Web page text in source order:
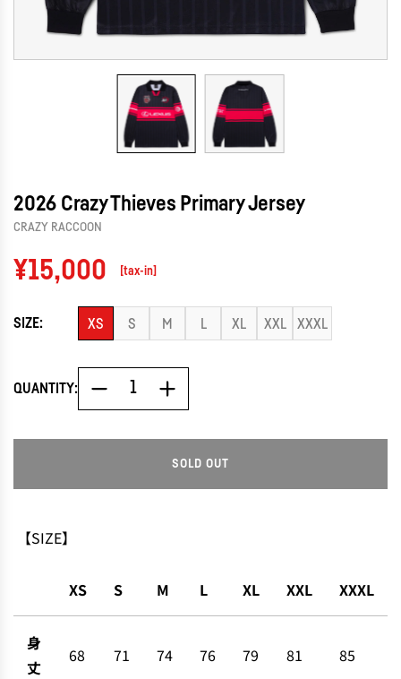
2026 Crazy Thieves Primary Jersey
CRAZY RACCOON
Regular
price
¥15,000 [tax-in]
SIZE: XS S M L XL XXL XXXL
QUANTITY:
SOLD OUT
O
.
【SIZE】
XS S M L XL XXL XXXL
身
丈
68 71 74 76 79 81 85